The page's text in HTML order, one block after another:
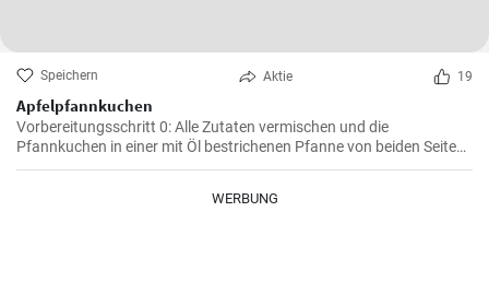
Speichern Aktie 19
Apfelpfannkuchen
Vorbereitungsschritt 0: Alle Zutaten vermischen und die
Pfannkuchen in einer mit Öl bestrichenen Pfanne von beiden Seiten
braten.
WERBUNG